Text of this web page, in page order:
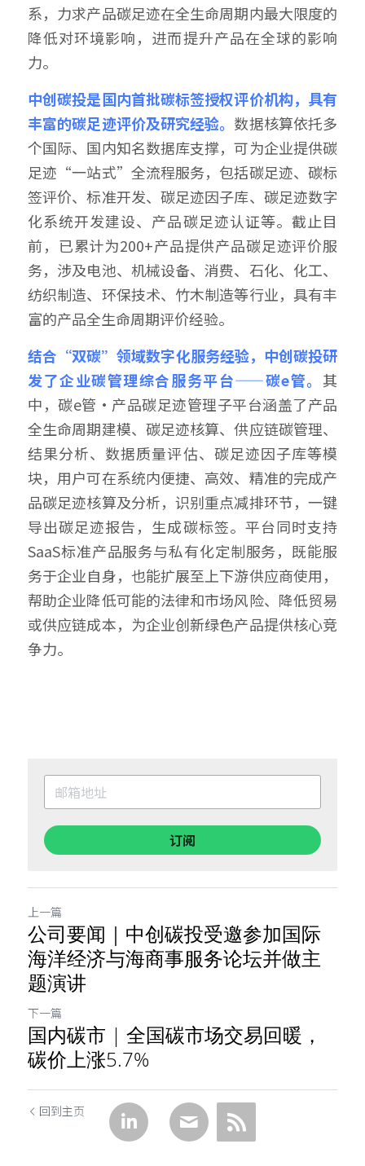
系，力求产品碳足迹在全生命周期内最大限度的
降低对环境影响，进而提升产品在全球的影响
力。
中创碳投是国内首批碳标签授权评价机构，具有
丰富的碳足迹评价及研究经验。 数据核算依托多
个国际、国内知名数据库支撑，可为企业提供碳
足迹“一站式”全流程服务，包括碳足迹、碳标
签评价、标准开发、碳足迹因子库、碳足迹数字
化系统开发建设、产品碳足迹认证等。截止目
前，已累计为200+产品提供产品碳足迹评价服
务，涉及电池、机械设备、消费、石化、化工、
纺织制造、环保技术、竹木制造等行业，具有丰
富的产品全生命周期评价经验。
结合“双碳”领域数字化服务经验，中创碳投研
发了企业碳管理综合服务平台——碳e管。 其
中，碳e管·产品碳足迹管理子平台涵盖了产品
全生命周期建模、碳足迹核算、供应链碳管理、
结果分析、数据质量评估、碳足迹因子库等模
块，用户可在系统内便捷、高效、精准的完成产
品碳足迹核算及分析，识别重点减排环节，一键
导出碳足迹报告，生成碳标签。平台同时支持
SaaS标准产品服务与私有化定制服务，既能服
务于企业自身，也能扩展至上下游供应商使用，
帮助企业降低可能的法律和市场风险、降低贸易
或供应链成本，为企业创新绿色产品提供核心竞
争力。
订阅
上一篇
公司要闻｜中创碳投受邀参加国际
海洋经济与海商事服务论坛并做主
题演讲
下一篇
国内碳市 | 全国碳市场交易回暖，
碳价上涨5.7%
回到主页